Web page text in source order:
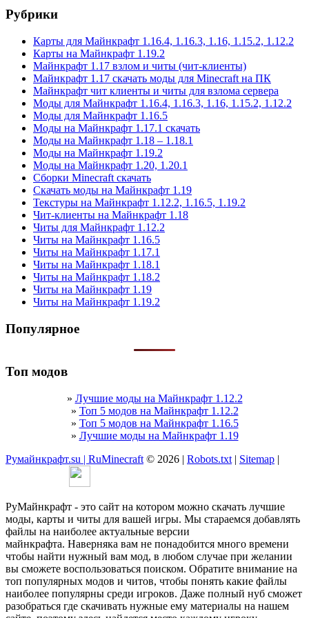
Рубрики
Карты для Майнкрафт 1.16.4, 1.16.3, 1.16, 1.15.2, 1.12.2
Карты на Майнкрафт 1.19.2
Майнкрафт 1.17 взлом и читы (чит-клиенты)
Майнкрафт 1.17 скачать моды для Minecraft на ПК
Майнкрафт чит клиенты и читы для взлома сервера
Моды для Майнкрафт 1.16.4, 1.16.3, 1.16, 1.15.2, 1.12.2
Моды для Майнкрафт 1.16.5
Моды на Майнкрафт 1.17.1 скачать
Моды на Майнкрафт 1.18 – 1.18.1
Моды на Майнкрафт 1.19.2
Моды на Майнкрафт 1.20, 1.20.1
Сборки Minecraft скачать
Скачать моды на Майнкрафт 1.19
Текстуры на Майнкрафт 1.12.2, 1.16.5, 1.19.2
Чит-клиенты на Майнкрафт 1.18
Читы для Майнкрафт 1.12.2
Читы на Майнкрафт 1.16.5
Читы на Майнкрафт 1.17.1
Читы на Майнкрафт 1.18.1
Читы на Майнкрафт 1.18.2
Читы на Майнкрафт 1.19
Читы на Майнкрафт 1.19.2
Популярное
Топ модов
» Лучшие моды на Майнкрафт 1.12.2
» Топ 5 модов на Майнкрафт 1.12.2
» Топ 5 модов на Майнкрафт 1.16.5
» Лучшие моды на Майнкрафт 1.19
Румайнкрафт.su | RuMinecraft © 2026 | Robots.txt | Sitemap |
РуМайнкрафт - это сайт на котором можно скачать лучшие
моды, карты и читы для вашей игры. Мы стараемся добавлять
файлы на наиболее актуальные версии
майнкрафта. Наверняка вам не понадобится много времени
чтобы найти нужный вам мод, в любом случае при желании
вы сможете воспользоваться поиском. Обратите внимание на
топ популярных модов и читов, чтобы понять какие файлы
наиболее популярны среди игроков. Даже полный нуб сможет
разобраться где скачивать нужные ему материалы на нашем